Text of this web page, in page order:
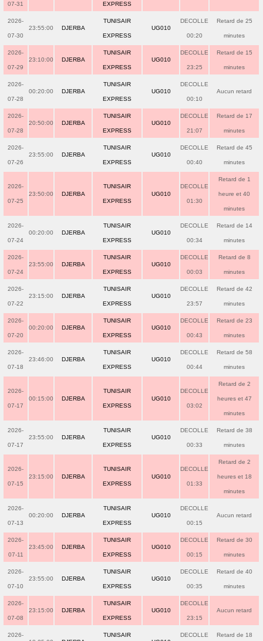
07-31 EXPRESS
2026-
07-30
23:55:00 DJERBA
TUNISAIR
EXPRESS
UG010
DECOLLE
00:20
Retard de 25
minutes
2026-
07-29
23:10:00 DJERBA
TUNISAIR
EXPRESS
UG010
DECOLLE
23:25
Retard de 15
minutes
2026-
07-28
00:20:00 DJERBA
TUNISAIR
EXPRESS
UG010
DECOLLE
00:10
Aucun retard
2026-
07-28
20:50:00 DJERBA
TUNISAIR
EXPRESS
UG010
DECOLLE
21:07
Retard de 17
minutes
2026-
07-26
23:55:00 DJERBA
TUNISAIR
EXPRESS
UG010
DECOLLE
00:40
Retard de 45
minutes
2026-
07-25
23:50:00 DJERBA
TUNISAIR
EXPRESS
UG010
DECOLLE
01:30
Retard de 1
heure et 40
minutes
2026-
07-24
00:20:00 DJERBA
TUNISAIR
EXPRESS
UG010
DECOLLE
00:34
Retard de 14
minutes
2026-
07-24
23:55:00 DJERBA
TUNISAIR
EXPRESS
UG010
DECOLLE
00:03
Retard de 8
minutes
2026-
07-22
23:15:00 DJERBA
TUNISAIR
EXPRESS
UG010
DECOLLE
23:57
Retard de 42
minutes
2026-
07-20
00:20:00 DJERBA
TUNISAIR
EXPRESS
UG010
DECOLLE
00:43
Retard de 23
minutes
2026-
07-18
23:46:00 DJERBA
TUNISAIR
EXPRESS
UG010
DECOLLE
00:44
Retard de 58
minutes
2026-
07-17
00:15:00 DJERBA
TUNISAIR
EXPRESS
UG010
DECOLLE
03:02
Retard de 2
heures et 47
minutes
2026-
07-17
23:55:00 DJERBA
TUNISAIR
EXPRESS
UG010
DECOLLE
00:33
Retard de 38
minutes
2026-
07-15
23:15:00 DJERBA
TUNISAIR
EXPRESS
UG010
DECOLLE
01:33
Retard de 2
heures et 18
minutes
2026-
07-13
00:20:00 DJERBA
TUNISAIR
EXPRESS
UG010
DECOLLE
00:15
Aucun retard
2026-
07-11
23:45:00 DJERBA
TUNISAIR
EXPRESS
UG010
DECOLLE
00:15
Retard de 30
minutes
2026-
07-10
23:55:00 DJERBA
TUNISAIR
EXPRESS
UG010
DECOLLE
00:35
Retard de 40
minutes
2026-
07-08
23:15:00 DJERBA
TUNISAIR
EXPRESS
UG010
DECOLLE
23:15
Aucun retard
2026-
TUNISAIR
DECOLLE Retard de 18